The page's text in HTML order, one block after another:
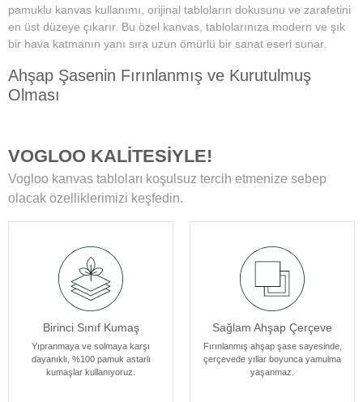
pamuklu kanvas kullanımı, orijinal tabloların dokusunu ve zarafetini
en üst düzeye çıkarır. Bu özel kanvas, tablolarınıza modern ve şık
bir hava katmanın yanı sıra uzun ömürlü bir sanat eseri sunar.
Ahşap Şasenin Fırınlanmış ve Kurutulmuş
Olması
ahşap şase sayesinde uzun yıllar boyunca ilk günkü formunu korur.
Yüksek Çözünürlüklü Baskılarımız
Modern teknolojiye sahip özel makineler kullanılarak üretilir. Bu
baskı sonrası uyguladığımız özel yüzey koruyucu ile tablolar,
canlılıklarını her zaman korur ve duvarlarınızı güzelleştirir.
Kenar Baskısıyla Tablolarımızın Kenar Kısımları
Resmin dokusu ve renklerinin zarif bir şekilde devam ettiği özel bir
tasarıma sahiptir. Bu detay, tablolarımızı ek çerçeve ihtiyacı
olmadan asılabilir kılar, böylece sanat eserleriniz odanızın
atmosferine mükemmel bir şekilde uyum sağlar. Her bir tablomuz,
VOGLOO KALİTESİYLE!
Vogloo kanvas tabloları koşulsuz tercih etmenize sebep
olacak özelliklerimizi keşfedin.
Birinci Sınıf Kumaş
Yıpranmaya ve solmaya karşı
dayanıklı, %100 pamuk astarlı
kumaşlar kullanıyoruz.
Sağlam Ahşap Çerçeve
Fırınlanmış ahşap şase sayesinde,
çerçevede yıllar boyunca yamulma
yaşanmaz.